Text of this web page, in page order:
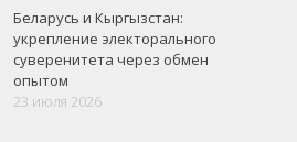
Facebook
Беларусь и Кыргызстан:
укрепление электорального
суверенитета через обмен
опытом
23 июля 2026